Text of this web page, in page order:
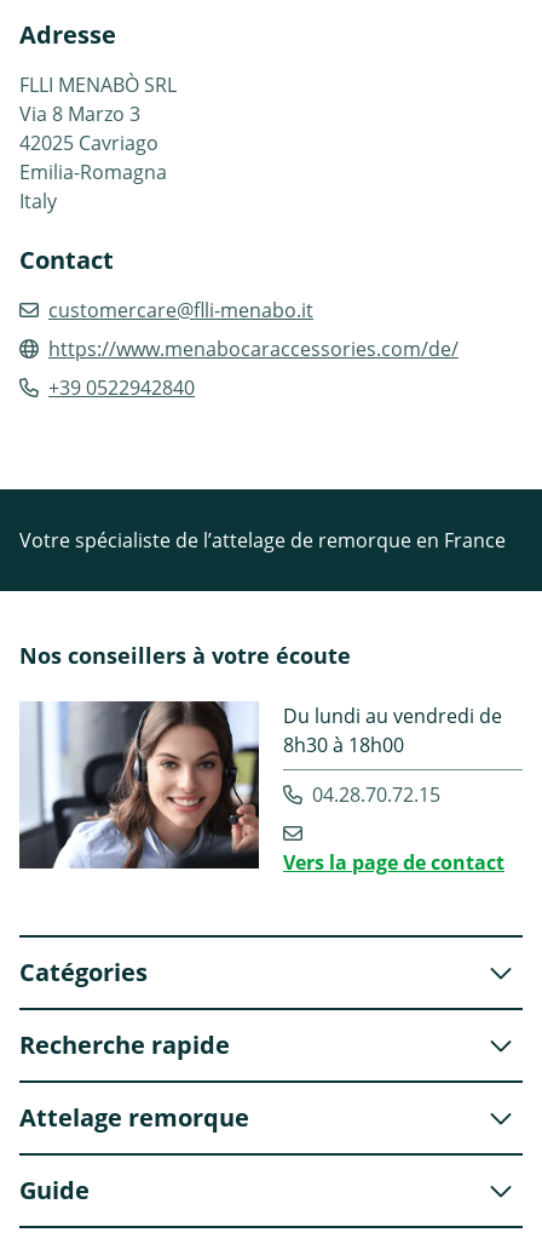
Adresse
FLLI MENABÒ SRL
Via 8 Marzo 3
42025 Cavriago
Emilia-Romagna
Italy
Contact
customercare@flli-menabo.it
https://www.menabocaraccessories.com/de/
+39 0522942840
Votre spécialiste de l’attelage de remorque en France
Nos conseillers à votre écoute
Du lundi au vendredi de
8h30 à 18h00
04.28.70.72.15
Vers la page de contact
Catégories
Recherche rapide
Attelage remorque
Guide